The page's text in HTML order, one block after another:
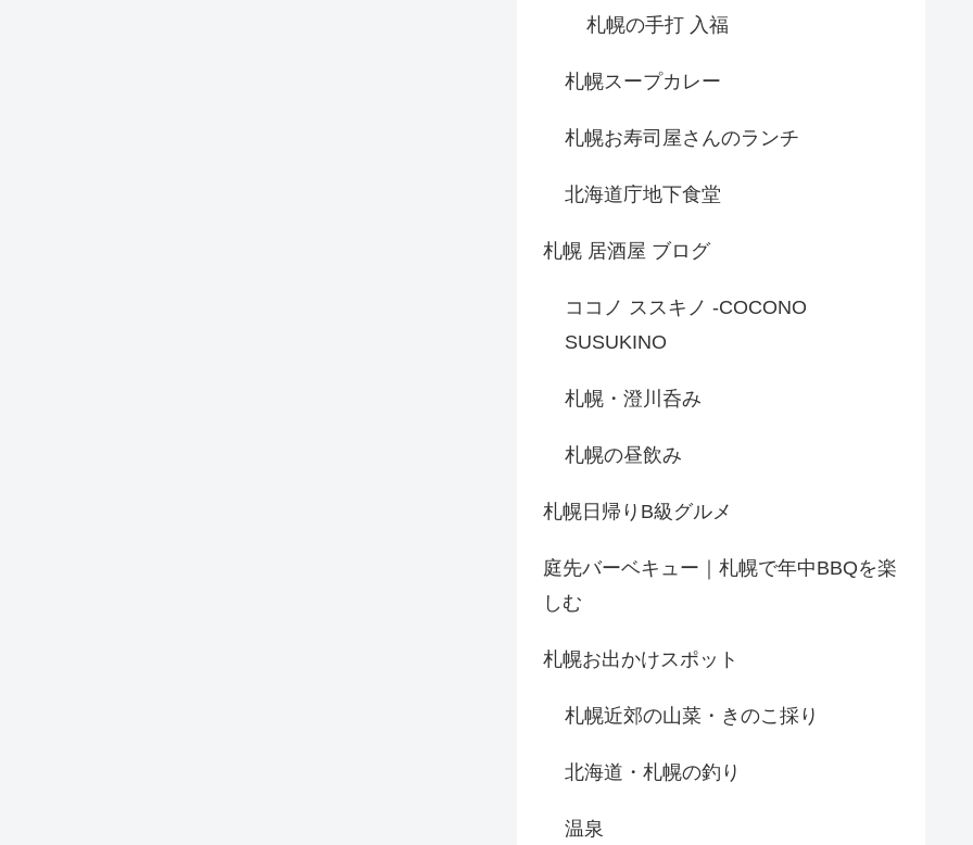
札幌の手打 入福
札幌スープカレー
札幌お寿司屋さんのランチ
北海道庁地下食堂
札幌 居酒屋 ブログ
ココノ ススキノ -COCONO
SUSUKINO
札幌・澄川呑み
札幌の昼飲み
札幌日帰りB級グルメ
庭先バーベキュー｜札幌で年中BBQを楽
しむ
札幌お出かけスポット
札幌近郊の山菜・きのこ採り
北海道・札幌の釣り
温泉